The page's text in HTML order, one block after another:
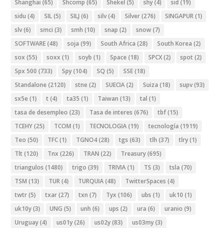
Shanghai (65) Shcomp (65) Shekel (5) shy(4) sid (19)
sidu (4) SIL(5) SILJ (6) silv(4) Silver(276) SINGAPUR(1)
slv(6) smci (3) smh (10) snap (2) snow(7)
SOFTWARE(48) soja (99) South Africa (28) South Korea (2)
sox (55) soxx (1) soyb (1) Space (18) SPCX(2) spot (2)
Spx 500 (733) Spy(104) SQ (5) SSE(18)
Standalone (2120) stne (2) SUECIA(2) Suiza (18) supv(93)
sx5e (1) t (4) ta35 (1) Taiwan (13) tal (1)
tasa de desempleo (23) Tasa de interes (676) tbf(15)
TCEHY(25) TCOM (1) TECNOLOGIA(19) tecnología (1919)
Teo (50) TFC(1) TGNO4(28) tgs (63) tlh (37) tlry(1)
Tlt (120) Tnx (226) TRAN (22) Treasury(695)
triangulos (1480) trigo (39) TRIVIA(1) TS (3) tsla (70)
TSM (13) TUR(4) TURQUIA(48) TwitterSpaces (4)
twtr(5) txar(27) txn (7) Tyx (106) ubs (1) uk10 (1)
uk10y(3) UNG (5) unh (6) ups (2) ura (6) uranio (9)
Uruguay(4) us01y(26) us02y(83) us03my(3)